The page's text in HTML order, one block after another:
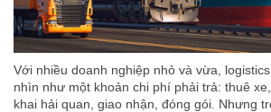
Với nhiều doanh nghiệp nhỏ và vừa,
nhìn như một khoản chi phí phải trả: thuê
khai hải quan, giao nhận, đóng gói. Nhưng